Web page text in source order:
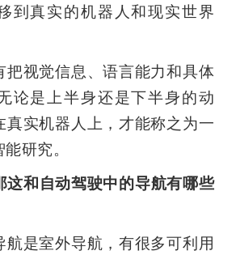
到真实的机器人和现实世界
把视觉信息、语言能力和具体
论是上半身还是下半身的动
真实机器人上，才能称之为一
研究。
这和自动驾驶中的导航有哪些
航是室外导航，有很多可利用